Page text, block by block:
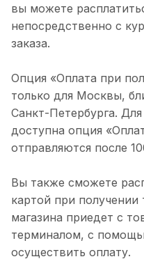
вы можете
непосредственно с
заказа.
Опция «Оплата при
только для Москвы,
Санкт-Петербурга.
доступна опция
отправляются после
Вы также сможете
картой при получении
магазина приедет с
терминалом, с
осуществить оплату.